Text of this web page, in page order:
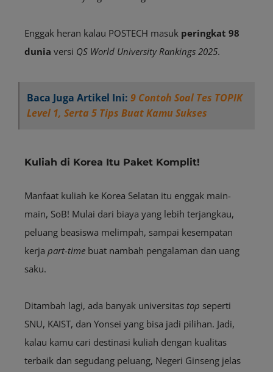
Enggak heran kalau POSTECH masuk peringkat 98
dunia versi QS World University Rankings 2025.
Baca Juga Artikel Ini: 9 Contoh Soal Tes TOPIK
Level 1, Serta 5 Tips Buat Kamu Sukses
Kuliah di Korea Itu Paket Komplit!
Manfaat kuliah ke Korea Selatan itu enggak main-
main, SoB! Mulai dari biaya yang lebih terjangkau,
peluang beasiswa melimpah, sampai kesempatan
kerja part-time buat nambah pengalaman dan uang
saku.
Ditambah lagi, ada banyak universitas top seperti
SNU, KAIST, dan Yonsei yang bisa jadi pilihan. Jadi,
kalau kamu cari destinasi kuliah dengan kualitas
terbaik dan segudang peluang, Negeri Ginseng jelas